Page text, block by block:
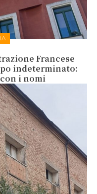
Francese
indeterminato:
i nomi